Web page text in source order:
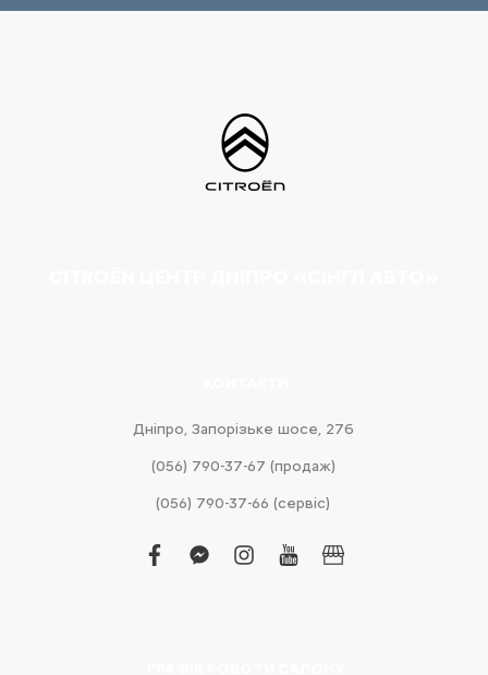
Дніпро, Запорізьке шосе, 27б
(056) 790-37-67 (продаж)
(056) 790-37-66 (сервіс)
facebook
facebook-
instagram
youtubebusiness